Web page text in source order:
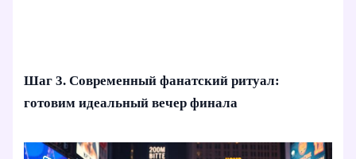
Шаг 3. Современный фанатский ритуал:
готовим идеальный вечер финала